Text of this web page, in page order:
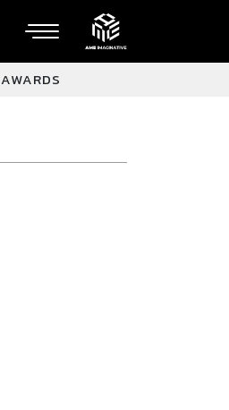
AWARDS